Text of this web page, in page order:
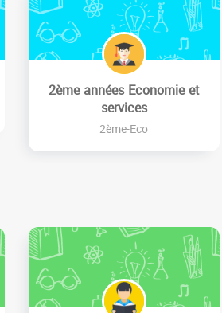
2ème années Economie et
services
2ème-Eco